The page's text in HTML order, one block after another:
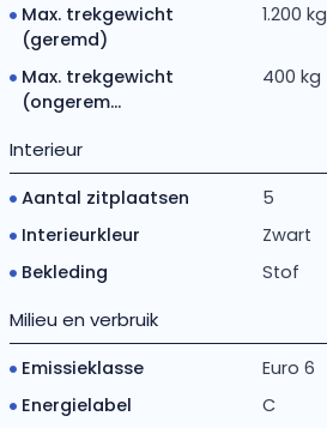
Max. trekgewicht
(geremd)
1.200 kg
Max. trekgewicht
(ongerem...
400 kg
Interieur
Aantal zitplaatsen
5
Interieurkleur
Zwart
Bekleding
Stof
Milieu en verbruik
Emissieklasse
Euro 6
Energielabel
C